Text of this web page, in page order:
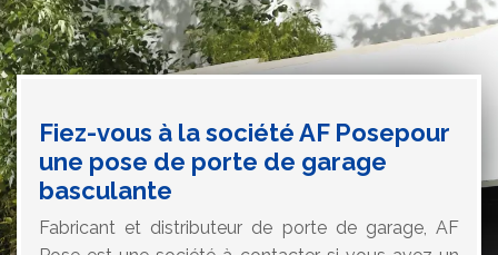
Fiez-vous à la société AF Posepour
une pose de porte de garage
basculante
Fabricant et distributeur de porte de garage, AF